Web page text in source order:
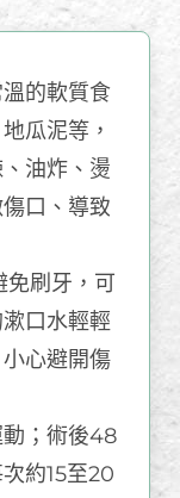
的軟質食
瓜泥等，
油炸、燙
口、導致
免刷牙，可
口水輕輕
心避開傷
動；術後48
約15至20